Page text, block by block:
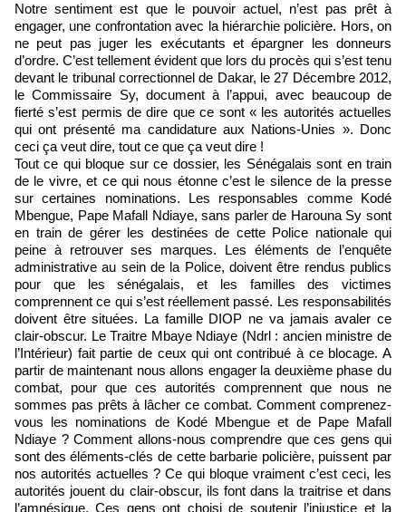
Notre sentiment est que le pouvoir actuel, n’est pas prêt à
engager, une confrontation avec la hiérarchie policière. Hors, on
ne peut pas juger les exécutants et épargner les donneurs
d’ordre. C’est tellement évident que lors du procès qui s’est tenu
devant le tribunal correctionnel de Dakar, le 27 Décembre 2012,
le Commissaire Sy, document à l’appui, avec beaucoup de
fierté s’est permis de dire que ce sont « les autorités actuelles
qui ont présenté ma candidature aux Nations-Unies ». Donc
ceci ça veut dire, tout ce que ça veut dire !
Tout ce qui bloque sur ce dossier, les Sénégalais sont en train
de le vivre, et ce qui nous étonne c’est le silence de la presse
sur certaines nominations. Les responsables comme Kodé
Mbengue, Pape Mafall Ndiaye, sans parler de Harouna Sy sont
en train de gérer les destinées de cette Police nationale qui
peine à retrouver ses marques. Les éléments de l’enquête
administrative au sein de la Police, doivent être rendus publics
pour que les sénégalais, et les familles des victimes
comprennent ce qui s’est réellement passé. Les responsabilités
doivent être situées. La famille DIOP ne va jamais avaler ce
clair-obscur. Le Traitre Mbaye Ndiaye (Ndrl : ancien ministre de
l’Intérieur) fait partie de ceux qui ont contribué à ce blocage. A
partir de maintenant nous allons engager la deuxième phase du
combat, pour que ces autorités comprennent que nous ne
sommes pas prêts à lâcher ce combat. Comment comprenez-
vous les nominations de Kodé Mbengue et de Pape Mafall
Ndiaye ? Comment allons-nous comprendre que ces gens qui
sont des éléments-clés de cette barbarie policière, puissent par
nos autorités actuelles ? Ce qui bloque vraiment c’est ceci, les
autorités jouent du clair-obscur, ils font dans la traitrise et dans
l’amnésique. Ces gens ont choisi de soutenir l’injustice et la